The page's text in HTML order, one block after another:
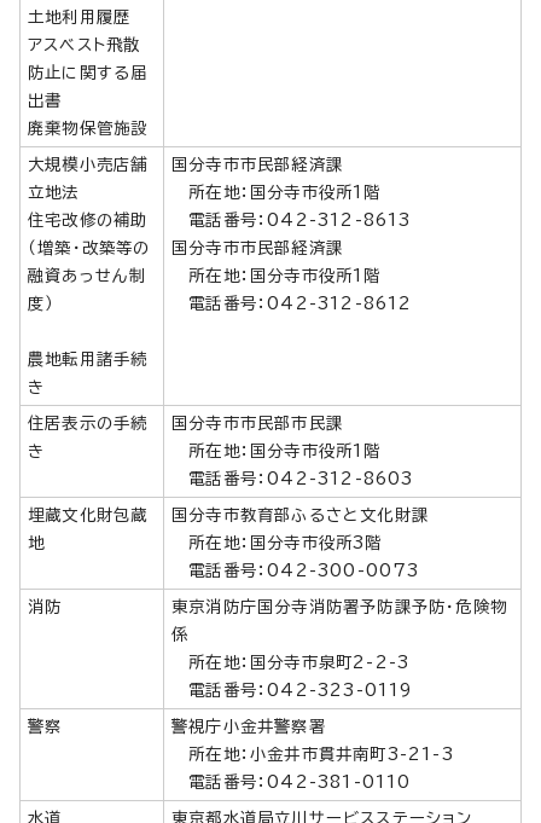
土地利用履歴
アスベスト飛散
防止に関する届
出書
廃棄物保管施設
大規模小売店舗
立地法
住宅改修の補助
（増築・改築等の
融資あっせん制
度）
農地転用諸手続
き
国分寺市市民部経済課
所在地：国分寺市役所1階
電話番号：042-312-8613
国分寺市市民部経済課
所在地：国分寺市役所1階
電話番号：042-312-8612
住居表示の手続
き
国分寺市市民部市民課
所在地：国分寺市役所1階
電話番号：042-312-8603
埋蔵文化財包蔵
地
国分寺市教育部ふるさと文化財課
所在地：国分寺市役所3階
電話番号：042-300-0073
消防
東京消防庁国分寺消防署予防課予防・危険物
係
所在地：国分寺市泉町2-2-3
電話番号：042-323-0119
警察
警視庁小金井警察署
所在地：小金井市貫井南町3-21-3
電話番号：042-381-0110
水道
東京都水道局立川サービスステーション